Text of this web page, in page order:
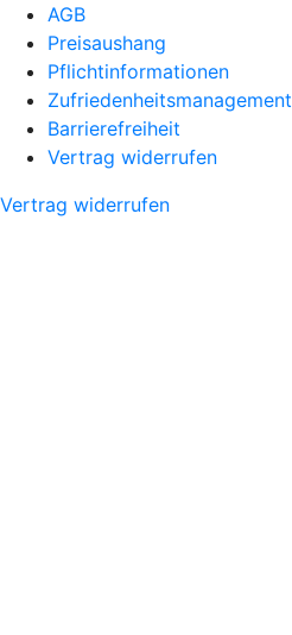
AGB
Preisaushang
Pflichtinformationen
Zufriedenheitsmanagement
Barrierefreiheit
Vertrag widerrufen
Vertrag widerrufen